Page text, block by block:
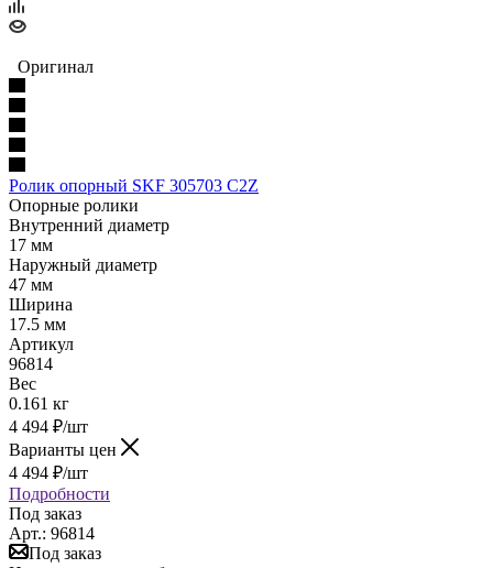
Оригинал
Ролик опорный SKF 305703 C2Z
Опорные ролики
Внутренний диаметр
17 мм
Наружный диаметр
47 мм
Ширина
17.5 мм
Артикул
96814
Вес
0.161 кг
4 494 ₽/шт
Варианты цен
4 494 ₽/шт
Подробности
Под заказ
Арт.: 96814
Под заказ